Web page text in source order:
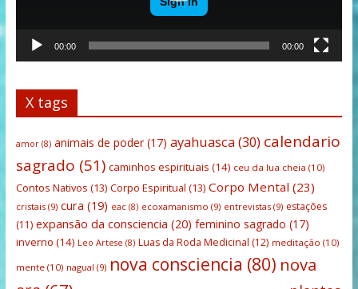
00:00 00:00
X tags
amor(8) animais de poder(17) ayahuasca(30) calendario
sagrado (51) caminhos espirituais (14) ceu da lua cheia (10)
Contos Nativos (13) Corpo Espiritual (13) Corpo Mental (23)
cristais(9) cura (19) eac(8) ecoxamanismo (9) entrevistas(9) estações
(11) expansão da consciencia (20) feminino sagrado (17)
inverno (14) Leo Artese (8) Luas da Roda Medicinal (12) meditação (10)
mente(10) nagual (9) nova consciencia (80) nova